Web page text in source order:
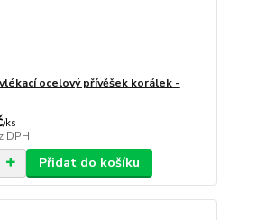
ocelový přívěšek korálek -
/ks
DPH
Přidat do košíku